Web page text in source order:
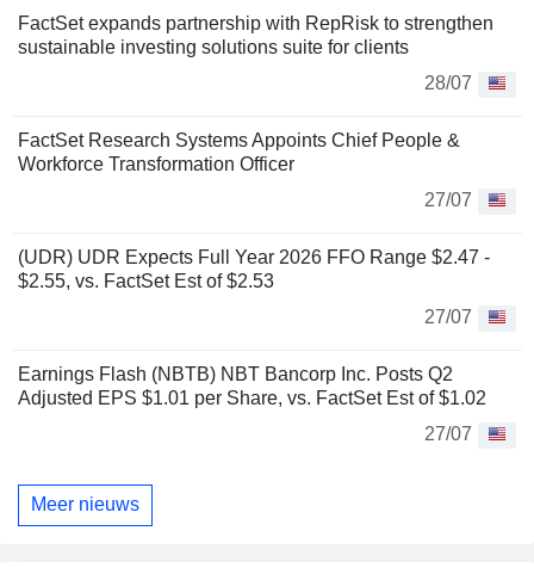
FactSet expands partnership with RepRisk to strengthen
sustainable investing solutions suite for clients
28/07
FactSet Research Systems Appoints Chief People &
Workforce Transformation Officer
27/07
(UDR) UDR Expects Full Year 2026 FFO Range $2.47 -
$2.55, vs. FactSet Est of $2.53
27/07
Earnings Flash (NBTB) NBT Bancorp Inc. Posts Q2
Adjusted EPS $1.01 per Share, vs. FactSet Est of $1.02
27/07
Meer nieuws